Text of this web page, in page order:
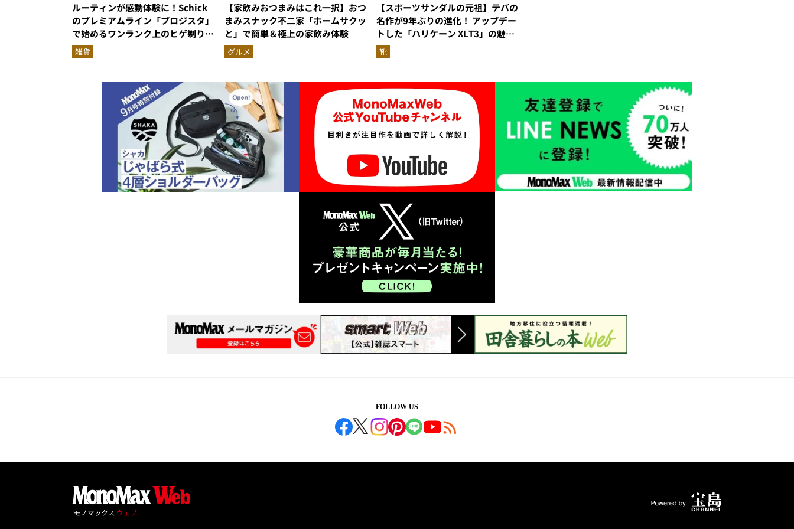
ルーティンが感動体験に！Schick
のプレミアムライン「プロジスタ」
で始めるワンランク上のヒゲ剃り習
慣
雑貨
【家飲みおつまみはこれ一択】おつ
まみスナック不二家「ホームサクッ
と」で簡単＆極上の家飲み体験
グルメ
【スポーツサンダルの元祖】テバの
名作が9年ぶりの進化！ アップデー
トした「ハリケーン XLT3」の魅力
を識者があらゆる角度から徹底解
説！
靴
FOLLOW US